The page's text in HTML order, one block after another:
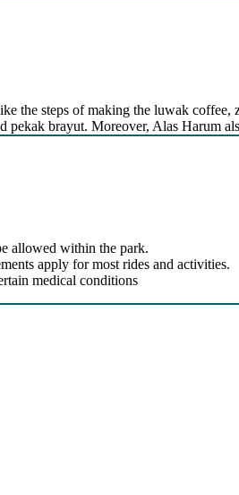
the steps of making the luwak
brayut. Moreover, Alas Harum
allowed within the park.
apply for most rides and activities.
medical conditions